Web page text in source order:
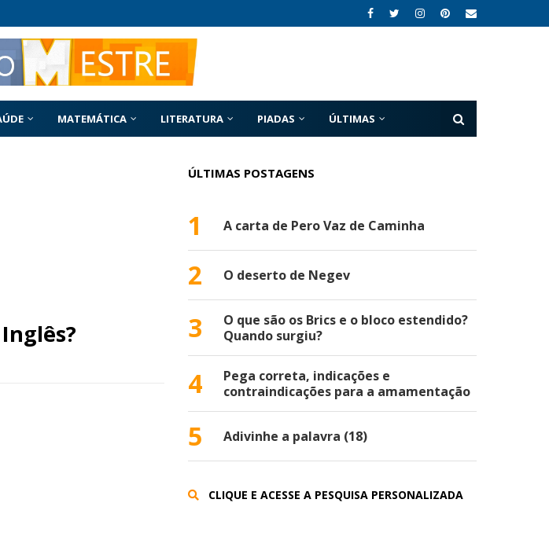
MATEMÁTICA LITERATURA PIADAS ÚLTIMAS
ÚLTIMAS POSTAGENS
1 A carta de Pero Vaz de Caminha
2 O deserto de Negev
3
O que são os Brics e o bloco estendido?
Quando surgiu?
4
Pega correta, indicações e
contraindicações para a amamentação
5 Adivinhe a palavra (18)
CLIQUE E ACESSE A PESQUISA PERSONALIZADA